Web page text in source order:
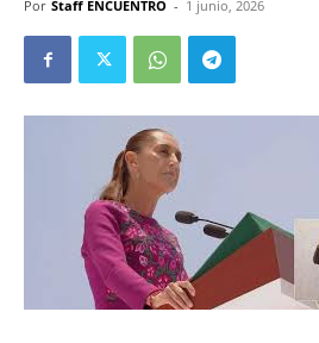
Por Staff ENCUENTRO - 1 junio, 2026